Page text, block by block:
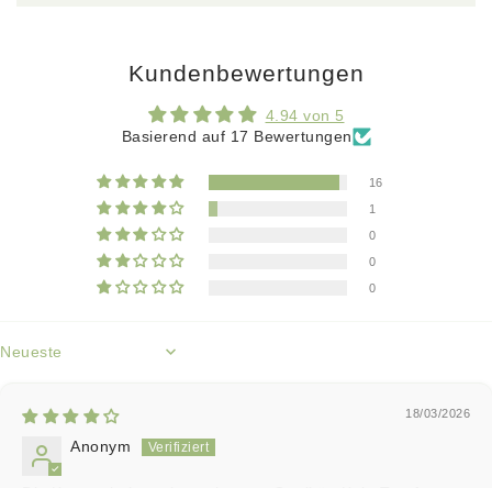
Kundenbewertungen
4.94 von 5
Basierend auf 17 Bewertungen
16
1
0
0
0
Sort by
18/03/2026
Anonym